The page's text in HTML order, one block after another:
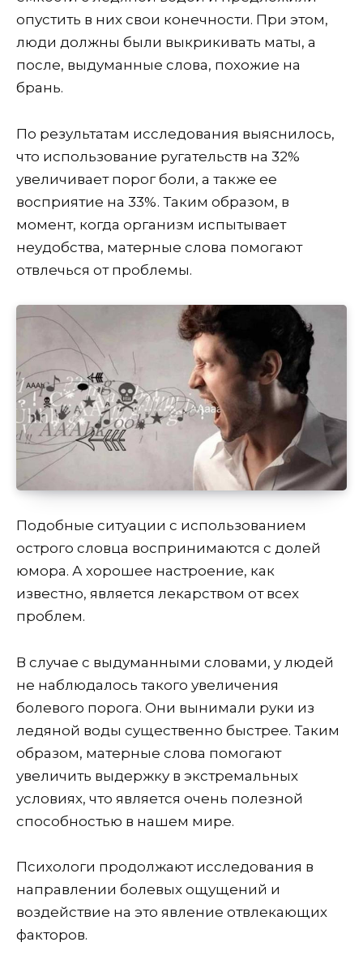
опустить в них свои конечности. При этом,
люди должны были выкрикивать маты, а
после, выдуманные слова, похожие на
брань.
По результатам исследования выяснилось,
что использование ругательств на 32%
увеличивает порог боли, а также ее
восприятие на 33%. Таким образом, в
момент, когда организм испытывает
неудобства, матерные слова помогают
отвлечься от проблемы.
Подобные ситуации с использованием
острого словца воспринимаются с долей
юмора. А хорошее настроение, как
известно, является лекарством от всех
проблем.
В случае с выдуманными словами, у людей
не наблюдалось такого увеличения
болевого порога. Они вынимали руки из
ледяной воды существенно быстрее. Таким
образом, матерные слова помогают
увеличить выдержку в экстремальных
условиях, что является очень полезной
способностью в нашем мире.
Психологи продолжают исследования в
направлении болевых ощущений и
воздействие на это явление отвлекающих
факторов.